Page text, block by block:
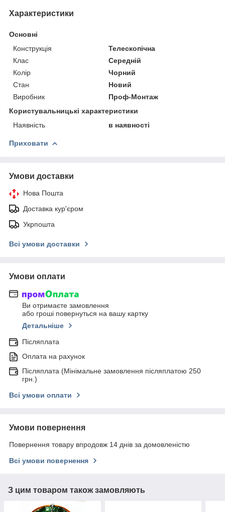
Характеристики
Основні
Конструкція
Телескопічна
Клас
Середній
Колір
Чорний
Стан
Новий
Виробник
Проф-Монтаж
Користувальницькі характеристики
Наявність
в наявності
Приховати
Умови доставки
Нова Пошта
Доставка кур'єром
Укрпошта
Всі умови доставки
Умови оплати
Ви отримаєте замовлення
або гроші повернуться на вашу картку
Детальніше
Післяплата
Оплата на рахунок
Післяплата (Мінімальне замовлення післяплатою 250
грн.)
Всі умови оплати
Умови повернення
Повернення товару впродовж 14 днів за домовленістю
Всі умови повернення
З цим товаром також замовляють